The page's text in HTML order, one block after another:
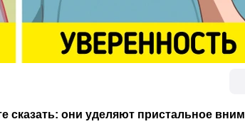
сказать: они уделяют пристальное